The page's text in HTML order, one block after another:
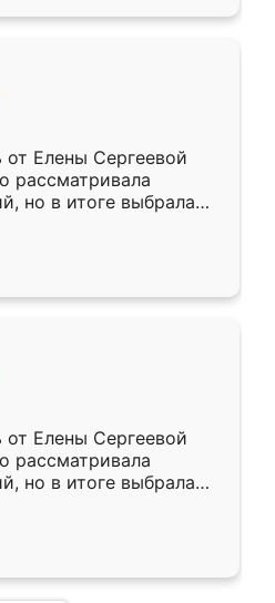
от Елены Сергеевой
рассматривала
но в итоге выбрала
условия, потом
спокойно объяснил
в срок, с
Качеством осталась
так, как и ожидала.
от Елены Сергеевой
рассматривала
но в итоге выбрала
условия, потом
спокойно объяснил
в срок, с